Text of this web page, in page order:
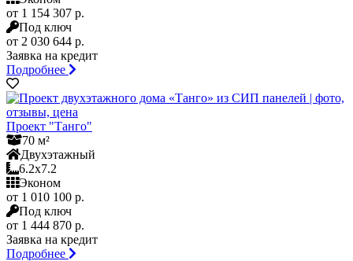
от 1 154 307 р.
Под ключ
от 2 030 644 р.
Заявка на кредит
Подробнее
Проект "Танго"
70 м²
Двухэтажный
6.2x7.2
Эконом
от 1 010 100 р.
Под ключ
от 1 444 870 р.
Заявка на кредит
Подробнее